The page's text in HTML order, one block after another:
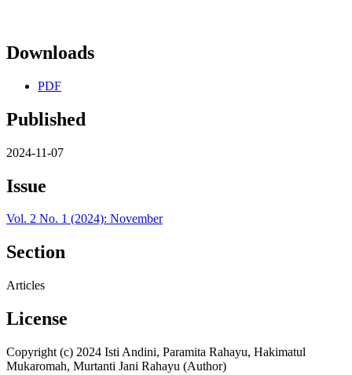
Downloads
PDF
Published
2024-11-07
Issue
Vol. 2 No. 1 (2024): November
Section
Articles
License
Copyright (c) 2024 Isti Andini, Paramita Rahayu, Hakimatul
Mukaromah, Murtanti Jani Rahayu (Author)